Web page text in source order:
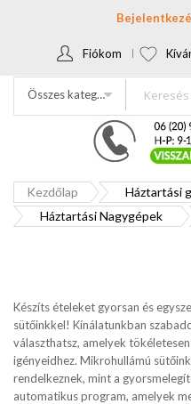
Fiókom
Összes kategória
Kezdőlap
Háztartási
Háztartási Nagygépek
Készíts ételeket gyorsan és
sütőinkkel! Kínálatunkban
választhatsz, amelyek
igényeidhez. Mikrohullámú
rendelkeznek, mint a
automatikus program, amelyek